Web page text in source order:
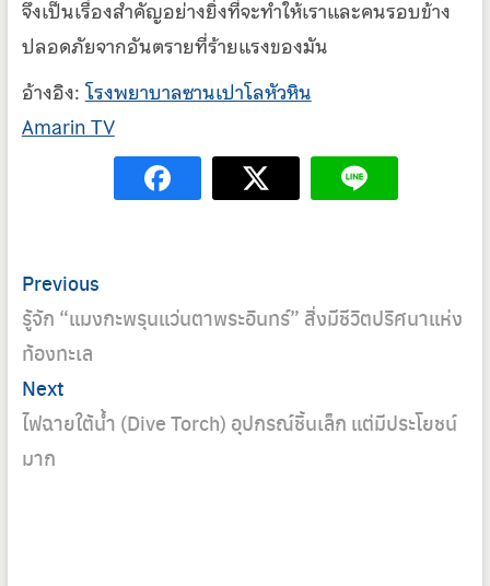
จึงเป็นเรื่องสำคัญอย่างยิ่งที่จะทำให้เราและคนรอบข้าง
ปลอดภัยจากอันตรายที่ร้ายแรงของมัน
อ้างอิง:โรงพยาบาลซานเปาโลหัวหิน
Amarin TV
Post
navigation
PreviousPrevious
post:
รู้จัก “แมงกะพรุนแว่นตาพระอินทร์” สิ่งมีชีวิตปริศนาแห่ง
ท้องทะเล
NextNext
post:
ไฟฉายใต้น้ำ (Dive Torch) อุปกรณ์ชิ้นเล็ก แต่มีประโยชน์
มาก